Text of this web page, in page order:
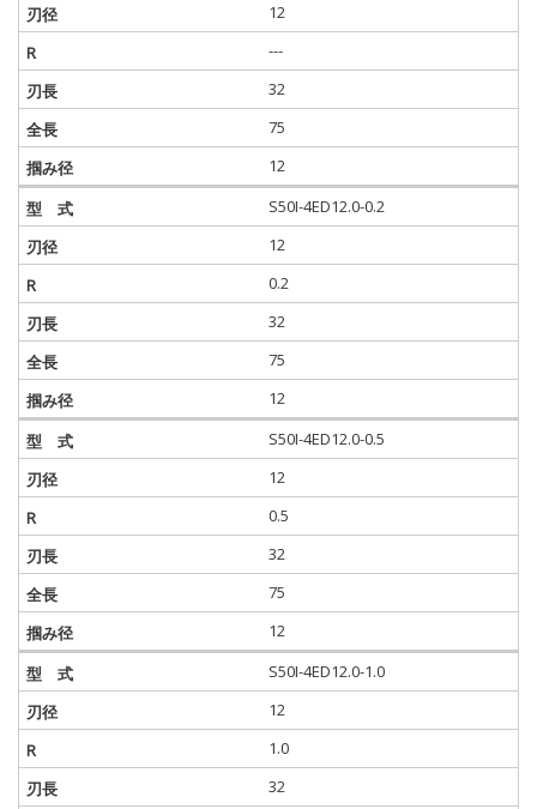
12
---
32
75
12
S50I-4ED12.0-0.2
12
0.2
32
75
12
S50I-4ED12.0-0.5
12
0.5
32
75
12
S50I-4ED12.0-1.0
12
1.0
32